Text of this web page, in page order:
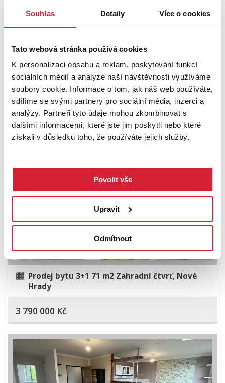
Souhlas Detaily Více o cookies
Tato webová stránka používá cookies
K personalizaci obsahu a reklam, poskytování funkcí
sociálních médií a analýze naší návštěvnosti využíváme
soubory cookie. Informace o tom, jak náš web používáte,
sdílíme se svými partnery pro sociální média, inzerci a
analýzy. Partneři tyto údaje mohou zkombinovat s
dalšími informacemi, které jste jim poskytli nebo které
získali v důsledku toho, že používáte jejich služby.
Povolit vše
Upravit
Odmítnout
Prodej bytu 3+1 68 m2 U Koupaliště, Chodov
2 749 000 Kč
Rezervace
Prodej bytu 3+1 71 m2 Zahradní čtvrť, Nové
Hrady
3 790 000 Kč